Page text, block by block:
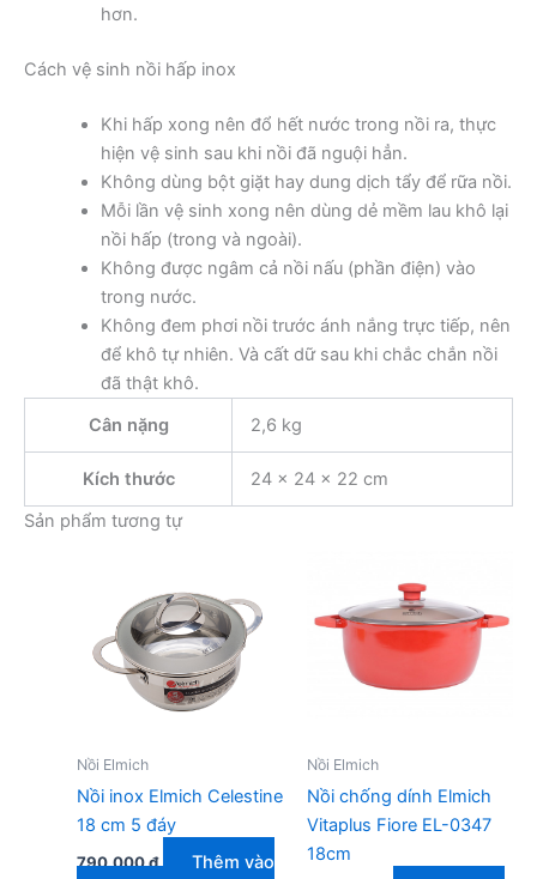
hơn.
Cách vệ sinh nồi hấp inox
Khi hấp xong nên đổ hết nước trong nồi ra, thực
hiện vệ sinh sau khi nồi đã nguội hẳn.
Không dùng bột giặt hay dung dịch tẩy để rữa nồi.
Mỗi lần vệ sinh xong nên dùng dẻ mềm lau khô lại
nồi hấp (trong và ngoài).
Không được ngâm cả nồi nấu (phần điện) vào
trong nước.
Không đem phơi nồi trước ánh nắng trực tiếp, nên
để khô tự nhiên. Và cất dữ sau khi chắc chắn nồi
đã thật khô.
Cân nặng
2,6 kg
Kích thước
24 × 24 × 22 cm
Sản phẩm tương tự
Nồi Elmich
Nồi inox Elmich Celestine
18 cm 5 đáy
790.000₫
Thêm vào
Nồi Elmich
Nồi chống dính Elmich
Vitaplus Fiore EL-0347
18cm